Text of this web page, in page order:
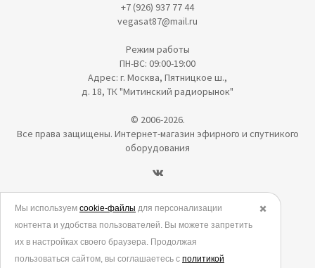
+7 (926) 937 77 44
vegasat87@mail.ru
Режим работы
ПН-ВС: 09:00-19:00
Адрес: г. Москва, Пятницкое ш.,
д. 18, ТК "Митинский радиорынок"
© 2006-2026.
Все права защищены. Интернет-магазин эфирного и спутникого
оборудования
Политика в отношении обработки персональных данных
Согласие на обработку персональных данных
Согласие на обработку данных метрическими программами
✖️
Мы используем cookie-файлы для персонализации
контента и удобства пользователей. Вы можете запретить
их в настройках своего браузера. Продолжая
пользоваться сайтом, вы соглашаетесь с политикой